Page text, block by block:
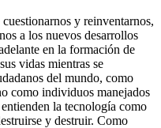
y reinventarnos,
a los nuevos desarrollos
en la formación de
vidas mientras se
del mundo, como
como individuos manejados
la tecnología como
y destruir. Como